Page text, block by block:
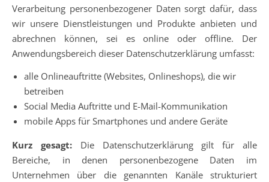
Verarbeitung personenbezogener Daten sorgt dafür, dass
wir unsere Dienstleistungen und Produkte anbieten und
abrechnen können, sei es online oder offline. Der
Anwendungsbereich dieser Datenschutzerklärung umfasst:
alle Onlineauftritte (Websites, Onlineshops), die wir
betreiben
Social Media Auftritte und E-Mail-Kommunikation
mobile Apps für Smartphones und andere Geräte
Kurz gesagt:Die Datenschutzerklärung gilt für alle
Bereiche, in denen personenbezogene Daten im
Unternehmen über die genannten Kanäle strukturiert